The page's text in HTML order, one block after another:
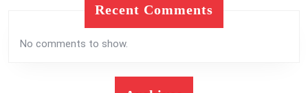
Recent Comments
No comments to show.